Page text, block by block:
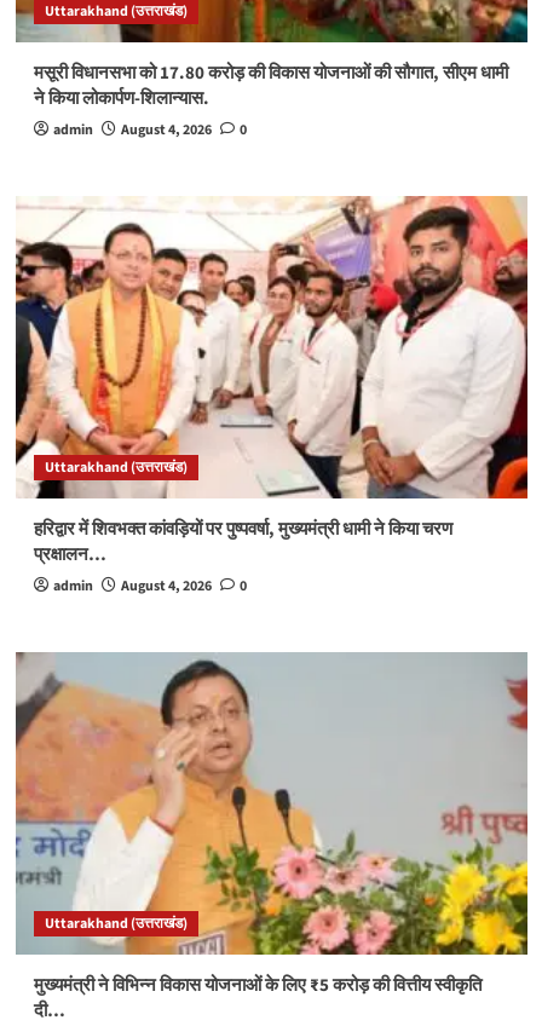
Uttarakhand (उत्तराखंड)
मसूरी विधानसभा को 17.80 करोड़ की विकास योजनाओं की सौगात, सीएम धामी
ने किया लोकार्पण-शिलान्यास.
admin August 4, 2026 0
Uttarakhand (उत्तराखंड)
हरिद्वार में शिवभक्त कांवड़ियों पर पुष्पवर्षा, मुख्यमंत्री धामी ने किया चरण
प्रक्षालन…
admin August 4, 2026 0
Uttarakhand (उत्तराखंड)
मुख्यमंत्री ने विभिन्न विकास योजनाओं के लिए ₹5 करोड़ की वित्तीय स्वीकृति
दी…